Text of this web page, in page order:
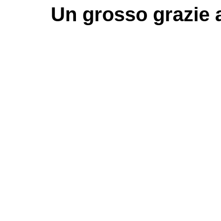
Un grosso grazie